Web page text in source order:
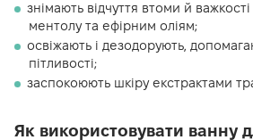
знімають відчуття втоми й
ментолу та ефірним оліям;
освіжають і дезодорують,
пітливості;
заспокоюють шкіру екстрактами
Як використовувати ванну